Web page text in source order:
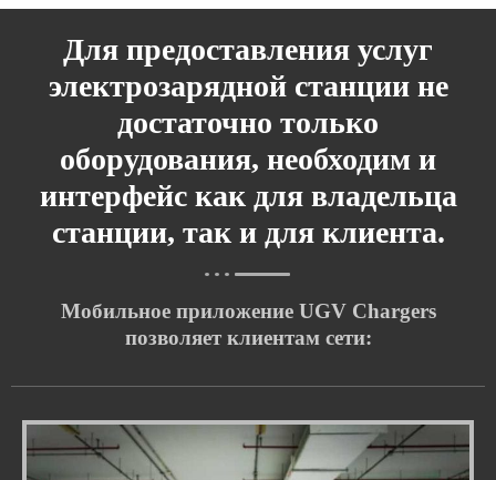
Для предоставления услуг
электрозарядной станции не
достаточно только
оборудования, необходим и
интерфейс как для владельца
станции, так и для клиента.
Мобильное приложение UGV Chargers
позволяет клиентам сети: